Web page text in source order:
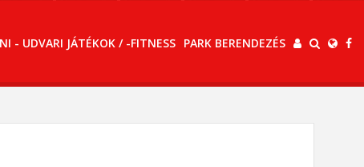
- UDVARI JÁTÉKOK / -FITNESS PARK BERENDEZÉS